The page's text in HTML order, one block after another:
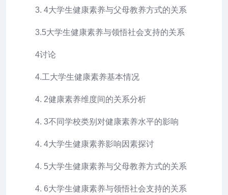
3. 4大学生健康素养与父母教养方式的关系
3.5大学生健康素养与领悟社会支持的关系
4讨论
4.工大学生健康素养基本情况
4. 2健康素养维度间的关系分析
4. 3不同学校类别对健康素养水平的影响
4. 4大学生健康素养影响因素探讨
4. 5大学生健康素养与父母教养方式的关系
4. 6大学生健康素养与领悟社会支持的关系